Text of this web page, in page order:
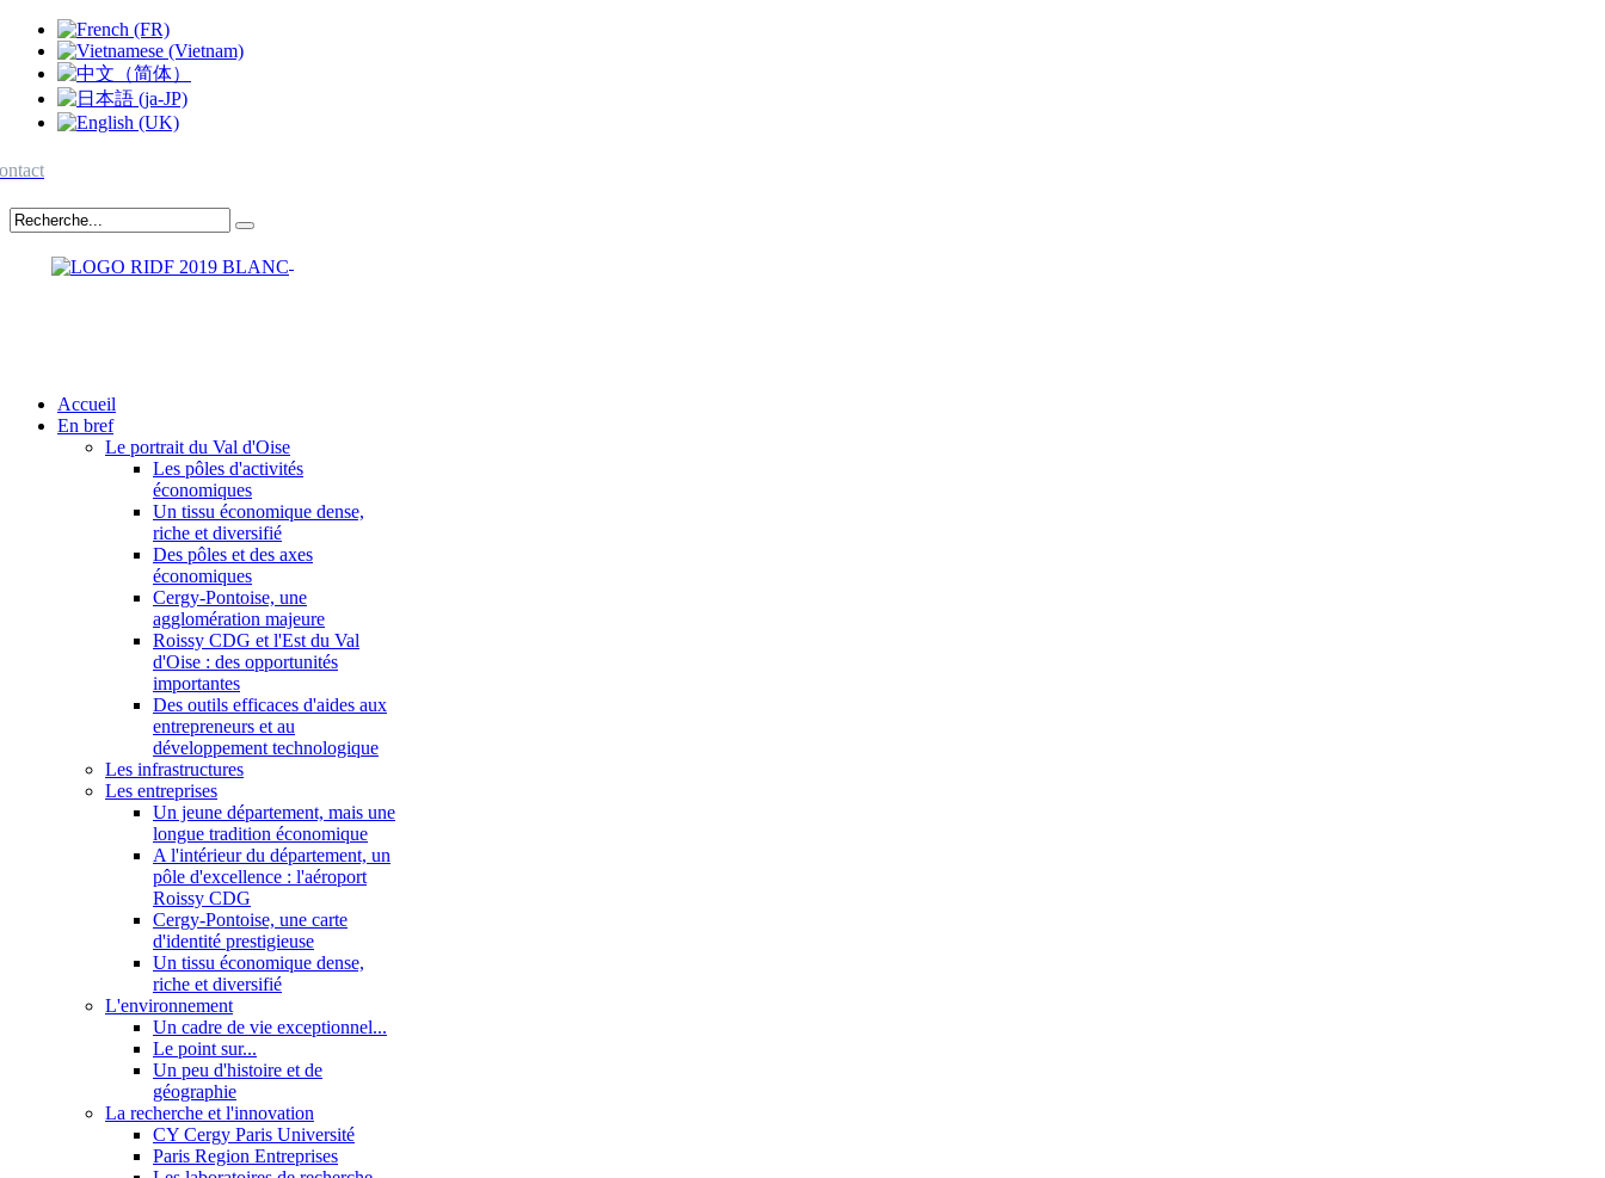
Accueil
En bref
Le portrait du Val d'Oise
Les pôles d'activités
économiques
Un tissu économique dense,
riche et diversifié
Des pôles et des axes
économiques
Cergy-Pontoise, une
agglomération majeure
Roissy CDG et l'Est du Val
d'Oise : des opportunités
importantes
Des outils efficaces d'aides aux
entrepreneurs et au
développement technologique
Les infrastructures
Les entreprises
Un jeune département, mais une
longue tradition économique
A l'intérieur du département, un
pôle d'excellence : l'aéroport
Roissy CDG
Cergy-Pontoise, une carte
d'identité prestigieuse
Un tissu économique dense,
riche et diversifié
L'environnement
Un cadre de vie exceptionnel...
Le point sur...
Un peu d'histoire et de
géographie
La recherche et l'innovation
CY Cergy Paris Université
Paris Region Entreprises